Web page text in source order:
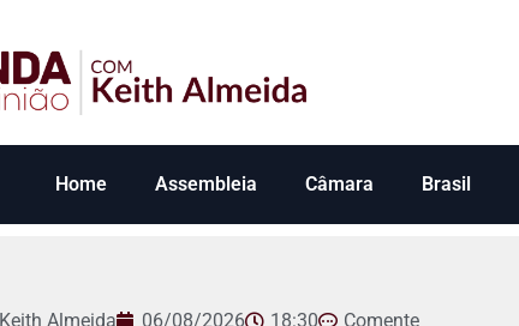
Home Assembleia Câmara Brasil
Keith Almeida 06/08/2026 18:30 Comente